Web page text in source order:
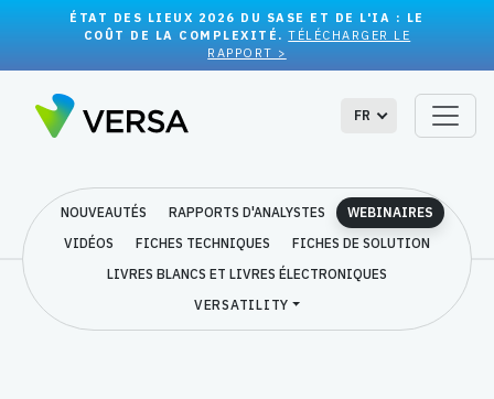
ÉTAT DES LIEUX 2026 DU SASE ET DE L'IA : LE
COÛT DE LA COMPLEXITÉ.TÉLÉCHARGER LE
RAPPORT >
FR
NOUVEAUTÉS RAPPORTS D'ANALYSTES
WEBINAIRES
VIDÉOS
FICHES TECHNIQUES
FICHES DE SOLUTION
LIVRES BLANCS ET LIVRES ÉLECTRONIQUES
VERSATILITY